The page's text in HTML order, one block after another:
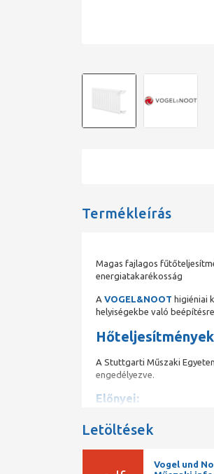
Termékleírás
Magas fajlagos
energiatakarékosság
A VOGEL&NOOT higiéniai
helyiségekbe való
A Stuttgarti Műszaki
engedélyezve.
Előnyei:
Megfelelő távolság a
Letöltések
Vogel und